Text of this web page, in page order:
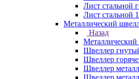
Лист стальной
Лист стальной
Металлический
Назад
Металлический
Швеллер
Швеллер
Швеллер
Швеллер